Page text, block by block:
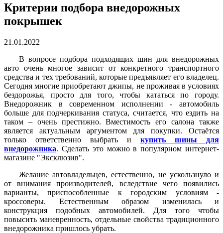
Критерии подбора внедорожных
покрышек
21.01.2022
В вопросе подбора подходящих шин для внедорожных
авто очень многое зависит от конкретного транспортного
средства и тех требований, которые предъявляет его владелец.
Сегодня многие приобретают джипы, не проживая в условиях
бездорожья, просто для того, чтобы кататься по городу.
Внедорожник в современном исполнении - автомобиль
больше для подчеркивания статуса, считается, что ездить на
таком – очень престижно. Вместимость его салона также
является актуальным аргументом для покупки. Остаётся
только ответственно выбрать и купить шины для
внедорожника. Сделать это можно в популярном интернет-
магазине "Эксклюзив".
Желание автовладельцев, естественно, не ускользнуло и
от внимания производителей, вследствие чего появились
варианты, приспособленные к городским условиям -
кроссоверы. Естественным образом изменилась и
конструкция подобных автомобилей. Для того чтобы
повысить маневренность, отдельные свойства традиционного
внедорожника пришлось убрать.